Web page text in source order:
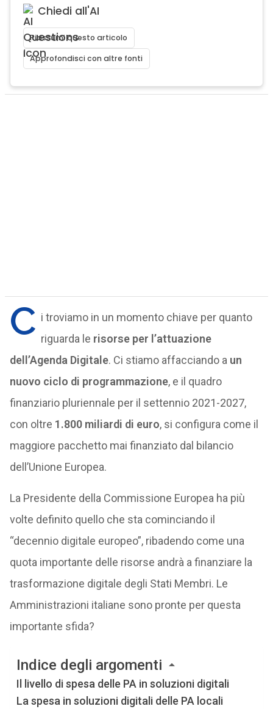
Chiedi all'AI
Riassumi questo articolo
Approfondisci con altre fonti
C i troviamo in un momento chiave per quanto
riguarda le risorse per l’attuazione
dell’Agenda Digitale. Ci stiamo affacciando a un
nuovo ciclo di programmazione, e il quadro
finanziario pluriennale per il settennio 2021-2027,
con oltre 1.800 miliardi di euro, si configura come il
maggiore pacchetto mai finanziato dal bilancio
dell’Unione Europea.
La Presidente della Commissione Europea ha più
volte definito quello che sta cominciando il
“decennio digitale europeo”, ribadendo come una
quota importante delle risorse andrà a finanziare la
trasformazione digitale degli Stati Membri. Le
Amministrazioni italiane sono pronte per questa
importante sfida?
Indice degli argomenti
Il livello di spesa delle PA in soluzioni digitali
La spesa in soluzioni digitali delle PA locali